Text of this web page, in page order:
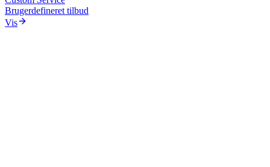
Brugerdefineret tilbud
Vis